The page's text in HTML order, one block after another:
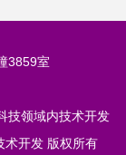
3859室
技领域内技术开发
术开发 版权所有